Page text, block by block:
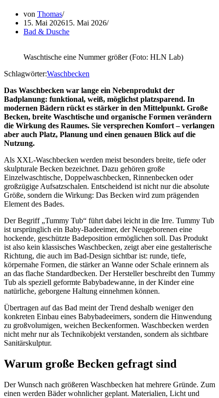
von Thomas
15. Mai 202615. Mai 2026
Bad & Dusche
Waschtische eine Nummer größer (Foto: HLN Lab)
Schlagwörter:Waschbecken
Das Waschbecken war lange ein Nebenprodukt der
Badplanung: funktional, weiß, möglichst platzsparend. In
modernen Bädern rückt es stärker in den Mittelpunkt. Große
Becken, breite Waschtische und organische Formen verändern
die Wirkung des Raumes. Sie versprechen Komfort – verlangen
aber auch Platz, Planung und einen genauen Blick auf die
Nutzung.
Als XXL-Waschbecken werden meist besonders breite, tiefe oder
skulpturale Becken bezeichnet. Dazu gehören große
Einzelwaschtische, Doppelwaschbecken, Rinnenbecken oder
großzügige Aufsatzschalen. Entscheidend ist nicht nur die absolute
Größe, sondern die Wirkung: Das Becken wird zum prägenden
Element des Bades.
Der Begriff „Tummy Tub“ führt dabei leicht in die Irre. Tummy Tub
ist ursprünglich ein Baby-Badeeimer, der Neugeborenen eine
hockende, geschützte Badeposition ermöglichen soll. Das Produkt
ist also kein klassisches Waschbecken, zeigt aber eine gestalterische
Richtung, die auch im Bad-Design sichtbar ist: runde, tiefe,
körpernahe Formen, die stärker an Wanne oder Schale erinnern als
an das flache Standardbecken. Der Hersteller beschreibt den Tummy
Tub als speziell geformte Babybadewanne, in der Kinder eine
natürliche, geborgene Haltung einnehmen können.
Übertragen auf das Bad meint der Trend deshalb weniger den
konkreten Einbau eines Babybadeeimers, sondern die Hinwendung
zu großvolumigen, weichen Beckenformen. Waschbecken werden
nicht mehr nur als Technikobjekt verstanden, sondern als sichtbare
Sanitärskulptur.
Warum große Becken gefragt sind
Der Wunsch nach größeren Waschbecken hat mehrere Gründe. Zum
einen werden Bäder wohnlicher geplant. Materialien, Licht und